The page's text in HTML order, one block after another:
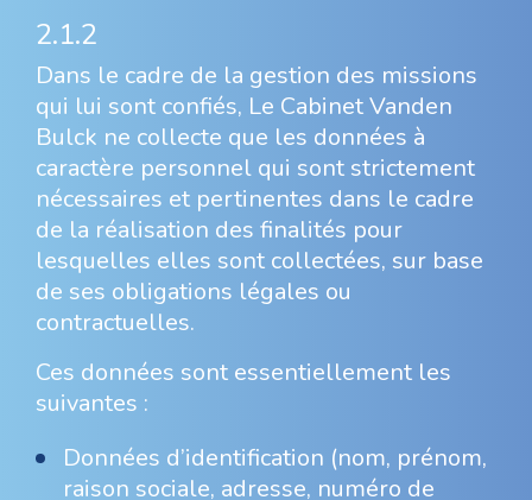
2.1.2
Dans le cadre de la gestion des missions
qui lui sont confiés, Le Cabinet Vanden
Bulck ne collecte que les données à
caractère personnel qui sont strictement
nécessaires et pertinentes dans le cadre
de la réalisation des finalités pour
lesquelles elles sont collectées, sur base
de ses obligations légales ou
contractuelles.
Ces données sont essentiellement les
suivantes :
Données d’identification (nom, prénom,
raison sociale, adresse, numéro de